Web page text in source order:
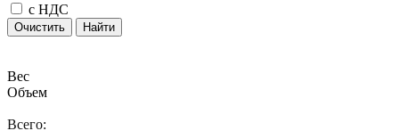
с НДС
Очистить Найти
Вес
Объем
Всего: